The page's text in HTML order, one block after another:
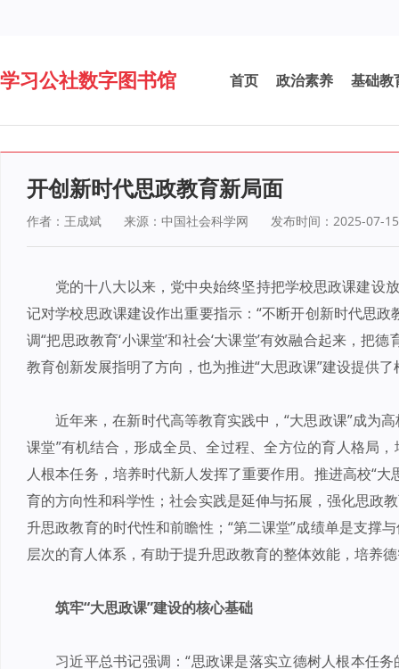
学习公社数字图书馆 首页 政治素养 基础教
开创新时代思政教育新局面
作者：王成斌 来源：中国社会科学网 发布时间：2025-07-15
党的十八大以来，党中央始终坚持把学校思政课建设
记对学校思政课建设作出重要指示：“不断开创新时代思
调“把思政教育‘小课堂’和社会‘大课堂’有效融合起来，把
教育创新发展指明了方向，也为推进“大思政课”建设提供
近年来，在新时代高等教育实践中，“大思政课”成为
课堂”有机结合，形成全员、全过程、全方位的育人格局
人根本任务，培养时代新人发挥了重要作用。推进高校“
育的方向性和科学性；社会实践是延伸与拓展，强化思政
升思政教育的时代性和前瞻性；“第二课堂”成绩单是支撑
层次的育人体系，有助于提升思政教育的整体效能，培养
筑牢“大思政课”建设的核心基础
习近平总书记强调：“思政课是落实立德树人根本任